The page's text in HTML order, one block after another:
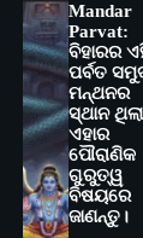
Mandar
Parvat:
ବିହାରର
ପର୍ବତ
ମନ୍ଥନର
ସ୍ଥାନ
ଏହାର
ପୌରାଣିକ
ଗୁରୁତ୍ୱ
ବିଷୟରେ
ଜାଣନ୍ତୁ।
ସୋଆର ୨୦ତମ